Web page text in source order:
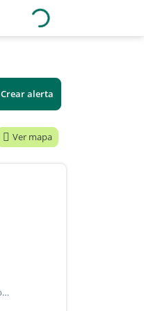
Crear alerta
Ver mapa
Casa en alquiler en echeverría del lago planta baja: - amplio living comedor con cocina integrada y barra desayunadora - amplio lavadero - master suite con vestidor y baño completo - dos dormitorios con placard - baño completo exterior: - amplia galería semicubierta - parrilla con mesada - cuarto exterior de guardado - baño exterior - piscina - amplio jardín echeverría del lago cuenta con club house con restaurante, canchas de tenis, cancha de fútbol, cancha de hockey, gimnasio, sum, despensa, piscina semi olímpica, piscina de niños, actividades deportivas para adultos y niños, colonia en verano y seguridad 24 hs. Martillera responsable: julieta gomila cpmcal 648 vremont daniel amado doblas 312 - caba propiedades en uruguay móvil uruguay : mail: propiedades en argentina tel: / móvil: +549 mail: